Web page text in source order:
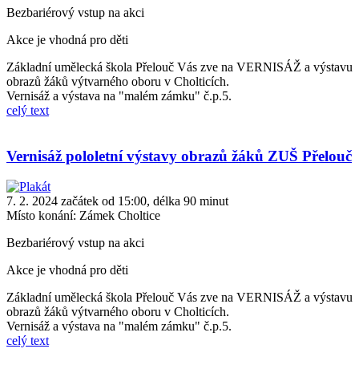
Bezbariérový vstup na akci
Akce je vhodná pro děti
Základní umělecká škola Přelouč Vás zve na VERNISÁŽ a výstavu
obrazů žáků výtvarného oboru v Cholticích.
Vernisáž a výstava na "malém zámku" č.p.5.
celý text
Vernisáž pololetní výstavy obrazů žáků ZUŠ Přelouč
7. 2. 2024 začátek od 15:00, délka 90 minut
Místo konání: Zámek Choltice
Bezbariérový vstup na akci
Akce je vhodná pro děti
Základní umělecká škola Přelouč Vás zve na VERNISÁŽ a výstavu
obrazů žáků výtvarného oboru v Cholticích.
Vernisáž a výstava na "malém zámku" č.p.5.
celý text